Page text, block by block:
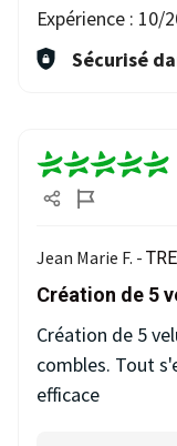
Expérience : 10/
Sécurisé
Jean Marie F. -
Création de 5
Création de 5
combles. Tout
efficace